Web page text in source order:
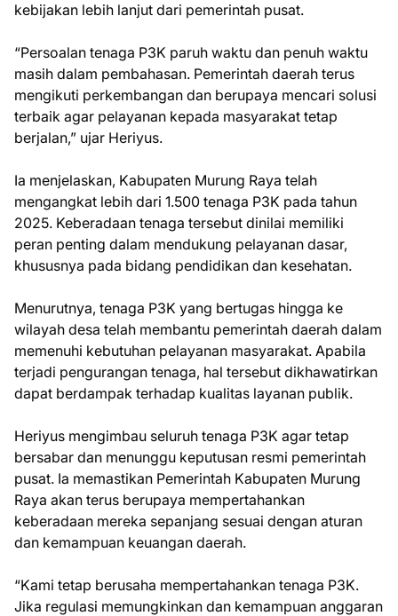
kebijakan lebih lanjut dari pemerintah pusat.
“Persoalan tenaga P3K paruh waktu dan penuh waktu
masih dalam pembahasan. Pemerintah daerah terus
mengikuti perkembangan dan berupaya mencari solusi
terbaik agar pelayanan kepada masyarakat tetap
berjalan,” ujar Heriyus.
Ia menjelaskan, Kabupaten Murung Raya telah
mengangkat lebih dari 1.500 tenaga P3K pada tahun
2025. Keberadaan tenaga tersebut dinilai memiliki
peran penting dalam mendukung pelayanan dasar,
khususnya pada bidang pendidikan dan kesehatan.
Menurutnya, tenaga P3K yang bertugas hingga ke
wilayah desa telah membantu pemerintah daerah dalam
memenuhi kebutuhan pelayanan masyarakat. Apabila
terjadi pengurangan tenaga, hal tersebut dikhawatirkan
dapat berdampak terhadap kualitas layanan publik.
Heriyus mengimbau seluruh tenaga P3K agar tetap
bersabar dan menunggu keputusan resmi pemerintah
pusat. Ia memastikan Pemerintah Kabupaten Murung
Raya akan terus berupaya mempertahankan
keberadaan mereka sepanjang sesuai dengan aturan
dan kemampuan keuangan daerah.
“Kami tetap berusaha mempertahankan tenaga P3K.
Jika regulasi memungkinkan dan kemampuan anggaran